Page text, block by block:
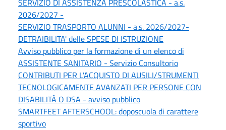
2026/2027 -
SERVIZIO TRASPORTO ALUNNI - a.s. 2026/2027-
DETRAIBILITA' delle SPESE DI ISTRUZIONE
Avviso pubblico per la formazione di un elenco di
ASSISTENTE SANITARIO - Servizio Consultorio
CONTRIBUTI PER L'ACQUISTO DI AUSILI/STRUMENTI
TECNOLOGICAMENTE AVANZATI PER PERSONE CON
DISABILITÀ O DSA - avviso pubblico
SMARTFEET AFTERSCHOOL: doposcuola di carattere
sportivo